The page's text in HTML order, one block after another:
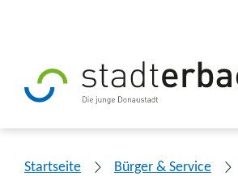
Startseite Bürger & Service